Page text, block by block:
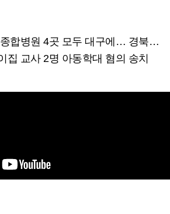
4곳 모두 대구에… 경북은 골든타임 사각지대
집 교사 2명 아동학대 혐의 송치